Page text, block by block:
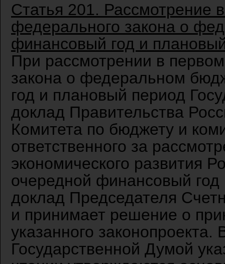
Статья 201. Рассмотрение
федерального закона о
финансовый год и
При рассмотрении в
закона о федеральном
год и плановый период
доклад Правительства
Комитета по бюджету и
ответственного за
экономического развития
очередной финансовый
доклад Председателя
и принимает решение о
указанного законопроекта.
Государственной Думой